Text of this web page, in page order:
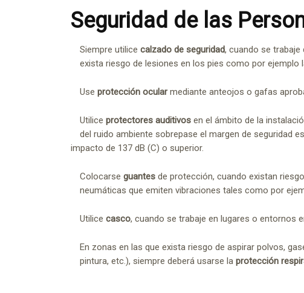
Seguridad de las
Siempre utilice calzado de seguridad, cuando se
exista riesgo de lesiones en los pies como por
Use protección ocularmediante anteojos o gafas
Utilice protectores auditivos en el ámbito de la
del ruido ambiente sobrepase el margen de seguridad
impacto de 137 dB (C) o superior.
Colocarse guantes de protección, cuando existan
neumáticas que emiten vibraciones tales como por
Utilice casco, cuando se trabaje en lugares o entornos
En zonas en las que exista riesgo de aspirar polvos,
pintura, etc.), siempre deberá usarse la protección